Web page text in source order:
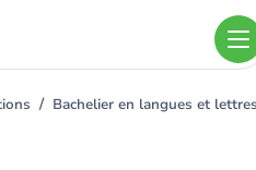
Bachelier en langues et